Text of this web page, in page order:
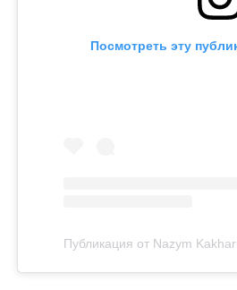
Посмотреть эту